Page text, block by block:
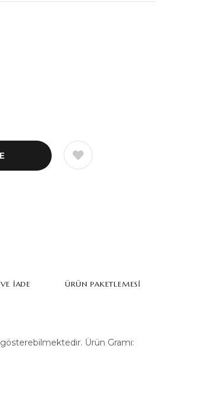
Ürün Gramı:
İADE ÜRÜN PAKETLEMESI